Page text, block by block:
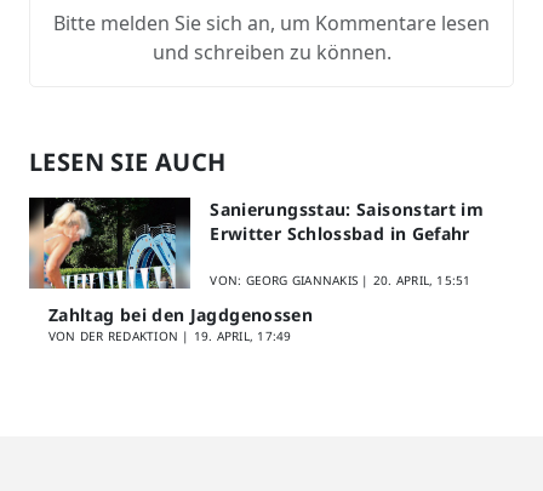
Bitte melden Sie sich an, um Kommentare lesen
und schreiben zu können.
LESEN SIE AUCH
Sanierungsstau: Saisonstart im
Erwitter Schlossbad in Gefahr
VON: GEORG GIANNAKIS | 20. APRIL, 15:51
Zahltag bei den Jagdgenossen
VON DER REDAKTION | 19. APRIL, 17:49